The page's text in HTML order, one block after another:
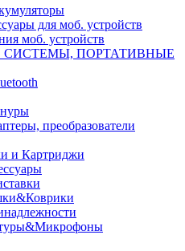
для моб. устройств
моб. устройств
СИСТЕМЫ, ПОРТАТИВНЫЕ
преобразователи
и Картриджи